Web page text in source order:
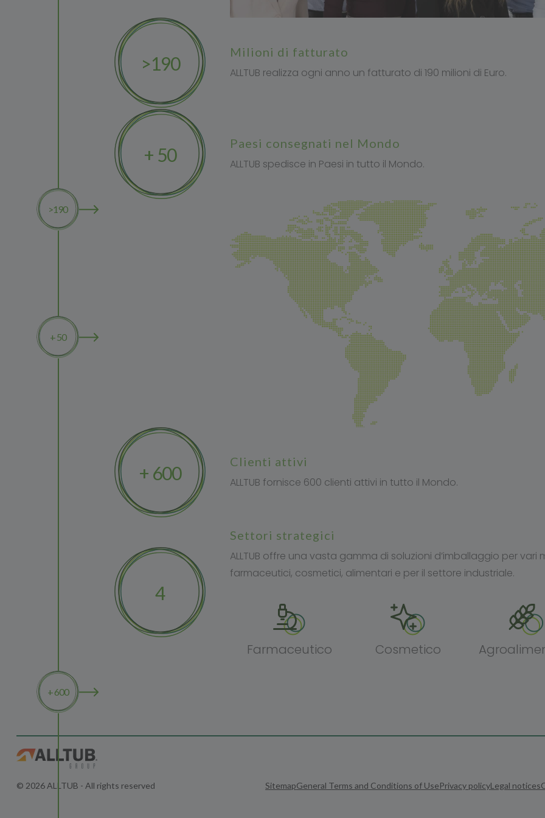
>190
+ 50
+ 600
>190
milioni di fatturato
ALLTUB realizza ogni anno un fatturato di 190 milioni di Euro.
+ 50
paesi consegnati nel Mondo
ALLTUB spedisce in Paesi in tutto il Mondo.
+ 600
clienti attivi
ALLTUB fornisce 600 clienti attivi in tutto il Mondo.
4
settori strategici
ALLTUB offre una vasta gamma di soluzioni d’imballaggio per
farmaceutici, cosmetici, alimentari e per il settore industriale.
Farmaceutico Cosmetico
© 2026 ALLTUB - All rights reserved SitemapGeneral Terms and Conditions of UsePrivacy policyLegal notices